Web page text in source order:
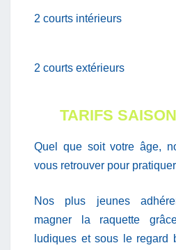
2 courts intérieurs
2 courts extérieurs
TARIFS
Quel que soit votre âge,
vous retrouver pour
Nos plus jeunes
magner la raquette
ludiques et sous le regard